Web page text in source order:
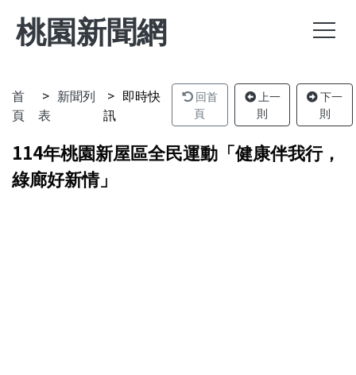
桃園新聞網
首
頁
新聞列
表
即時快
訊
回首
頁
上一
則
下一
則
114年桃園新屋區全民運動「健康伴我行，
綠廊好新情」